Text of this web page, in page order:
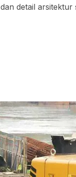
dan detail